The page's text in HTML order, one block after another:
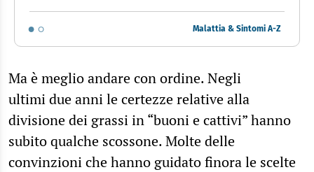
Malattia & Sintomi A-Z
Ma è meglio andare con ordine. Negli
ultimi due anni le certezze relative alla
divisione dei grassi in “buoni e cattivi” hanno
subito qualche scossone. Molte delle
convinzioni che hanno guidato finora le scelte